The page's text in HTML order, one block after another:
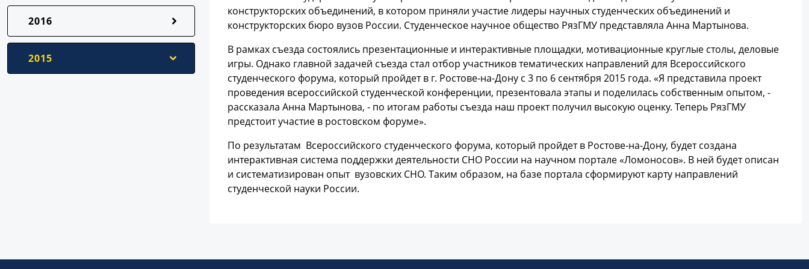
2016
2015
конструкторских объединений, в котором приняли участие лидеры научных студенческих объединений и
конструкторских бюро вузов России. Студенческое научное общество РязГМУ представляла Анна Мартынова.
В рамках съезда состоялись презентационные и интерактивные площадки, мотивационные круглые столы, деловые
игры. Однако главной задачей съезда стал отбор участников тематических направлений для Всероссийского
студенческого форума, который пройдет в г. Ростове-на-Дону с 3 по 6 сентября 2015 года. «Я представила проект
проведения всероссийской студенческой конференции, презентовала этапы и поделилась собственным опытом, -
рассказала Анна Мартынова, - по итогам работы съезда наш проект получил высокую оценку. Теперь РязГМУ
предстоит участие в ростовском форуме».
По результатам Всероссийского студенческого форума, который пройдет в Ростове-на-Дону, будет создана
интерактивная система поддержки деятельности СНО России на научном портале «Ломоносов». В ней будет описан
и систематизирован опыт вузовских СНО. Таким образом, на базе портала сформируют карту направлений
студенческой науки России.